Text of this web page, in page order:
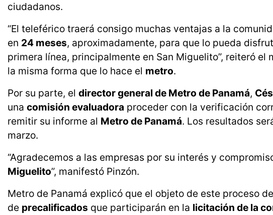
ciudadanos.
“El teleférico traerá consigo muchas ventajas a la
en 24 meses, aproximadamente, para que lo pueda
primera línea, principalmente en San Miguelito”, reiteró
la misma forma que lo hace el metro.
Por su parte, el director general de Metro de Panamá,
una comisión evaluadora proceder con la verificación
remitir su informe al Metro de Panamá. Los resultados
marzo.
“Agradecemos a las empresas por su interés y
Miguelito”, manifestó Pinzón.
Metro de Panamá explicó que el objeto de este proceso de
de precalificados que participarán en la licitación de la